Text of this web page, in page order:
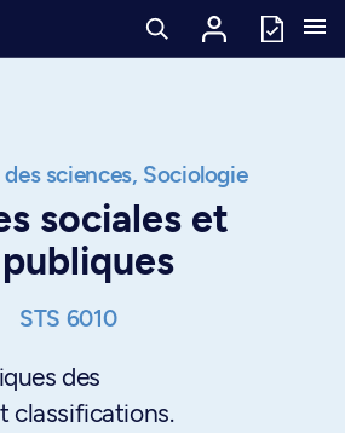
sciences, Sociologie
sociales et
STS 6010
des
classifications.